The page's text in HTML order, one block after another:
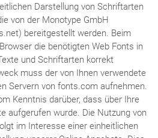
Darstellung von Schriftarten
von der Monotype GmbH
bereitgestellt werden. Beim
die benötigten Web Fonts in
und Schriftarten korrekt
muss der von Ihnen verwendete
Servern von fonts.com aufnehmen.
Kenntnis darüber, dass über Ihre
aufgerufen wurde. Die Nutzung von
im Interesse einer einheitlichen